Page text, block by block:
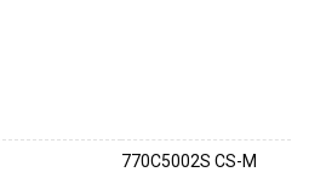
770C5002S CS-M